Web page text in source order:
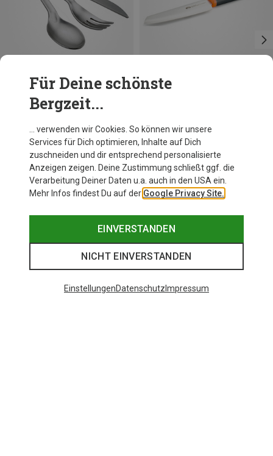
Halulite Essbesteck Set
ONE SIZE
Für Deine schönste
Bergzeit...
… verwenden wir Cookies. So können wir unsere
Services für Dich optimieren, Inhalte auf Dich
zuschneiden und dir entsprechend personalisierte
Anzeigen zeigen. Deine Zustimmung schließt ggf. die
Verarbeitung Deiner Daten u.a. auch in den USA ein.
Mehr Infos findest Du auf der Google Privacy Site.
EINVERSTANDEN
NICHT EINVERSTANDEN
EinstellungenDatenschutz Impressum